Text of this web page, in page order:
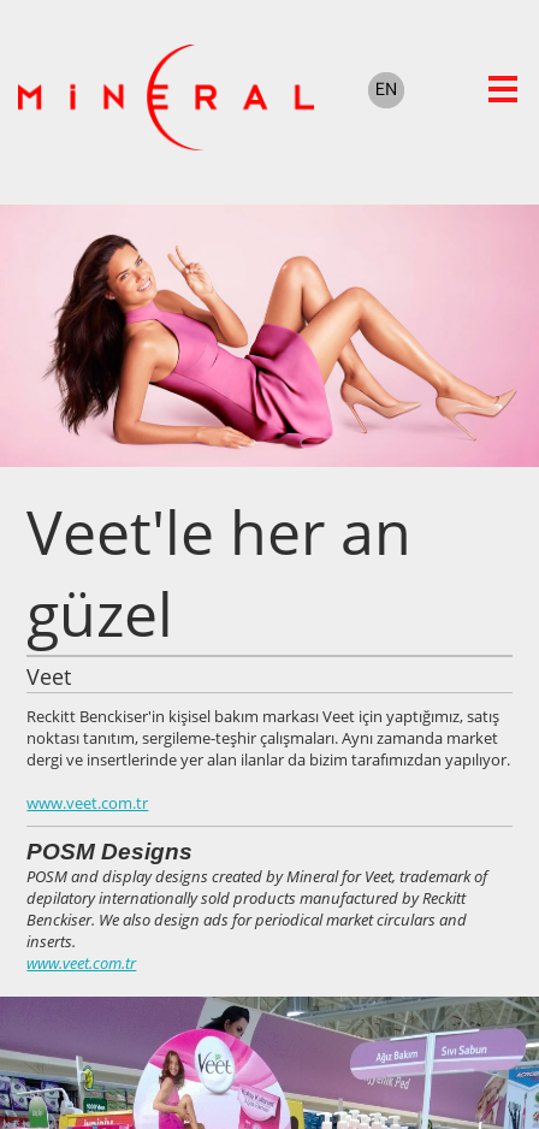
Veet'le her an
güzel
Veet
Reckitt Benckiser'in kişisel bakım markası Veet için yaptığımız, satış
noktası tanıtım, sergileme-teşhir çalışmaları. Aynı zamanda market
dergi ve insertlerinde yer alan ilanlar da bizim tarafımızdan yapılıyor.
www.veet.com.tr
POSM Designs
POSM and display designs created by Mineral for Veet, trademark of
depilatory internationally sold products manufactured by Reckitt
Benckiser. We also design ads for periodical market circulars and
inserts.
www.veet.com.tr